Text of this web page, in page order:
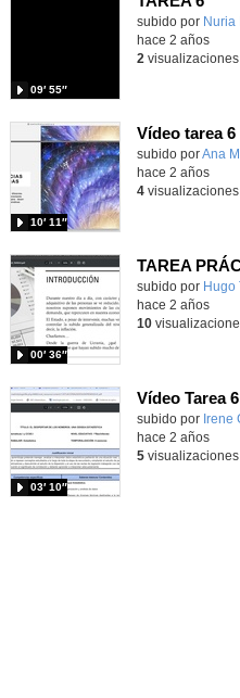
Contenido
subido por Nuria I.
09′ 55″
hace 2 años
2 visualizaciones
Vídeo tarea 6
Contenido
subido porAna
10′ 11″
hace 2 años
4visualizaciones
TAREA
Contenido
subido por Hugo
00′ 36″
hace 2 años
10
Vídeo Tarea 6
Contenido
subido por Irene
03′ 10″
hace 2 años
5visualizaciones